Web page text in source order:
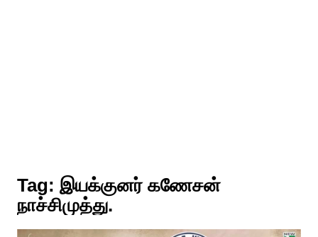
Tag: இயக்குனர் கணேசன்
நாச்சிமுத்து.